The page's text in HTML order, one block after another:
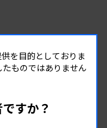
を目的としておりま
ものではありません
すか？